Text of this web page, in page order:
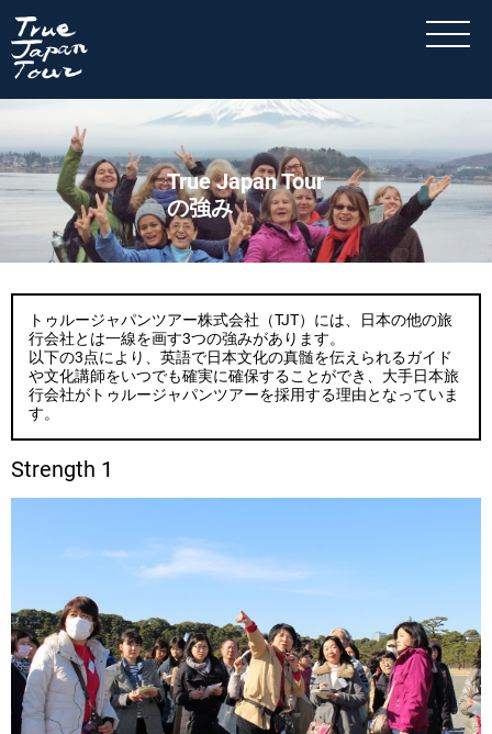
True Japan Tour
の強み
トゥルージャパンツアー株式会社（TJT）には、日本の他の旅
行会社とは一線を画す3つの強みがあります。
以下の3点により、英語で日本文化の真髄を伝えられるガイド
や文化講師をいつでも確実に確保することができ、大手日本旅
行会社が​​トゥルージャパンツアーを採用する理由となっていま
す。
Strength 1